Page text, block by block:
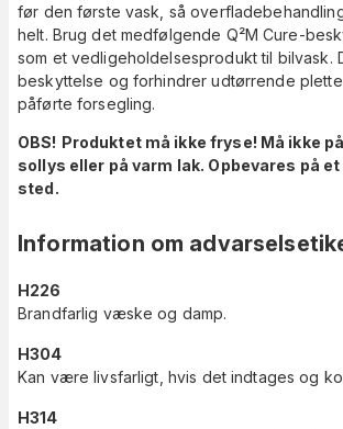
før den første vask, så
helt. Brug det medfølgende Q²M Cure-
som et vedligeholdelsesprodukt til bilvask.
beskyttelse og forhindrer udtørrende
påførte forsegling.
OBS! Produktet må ikke fryse! Må ikke
sollys eller på varm lak. Opbevares på
sted.
Information om
H226
Brandfarlig væske og damp.
H304
Kan være livsfarligt, hvis det indtages og
H314